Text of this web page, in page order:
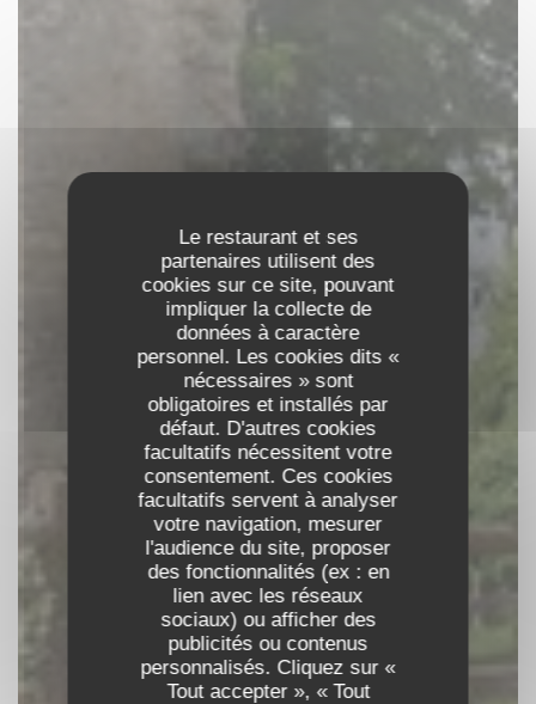
Le restaurant et ses
partenaires utilisent des
cookies sur ce site, pouvant
impliquer la collecte de
données à caractère
personnel. Les cookies dits «
nécessaires » sont
obligatoires et installés par
défaut. D'autres cookies
facultatifs nécessitent votre
consentement. Ces cookies
facultatifs servent à analyser
votre navigation, mesurer
l'audience du site, proposer
des fonctionnalités (ex : en
lien avec les réseaux
sociaux) ou afficher des
publicités ou contenus
personnalisés. Cliquez sur «
Tout accepter », « Tout
L'EPHÉMÈRE
RESTAURANT BAR LOUNGE
ENGLESQUEVILLE LA PERCÉE